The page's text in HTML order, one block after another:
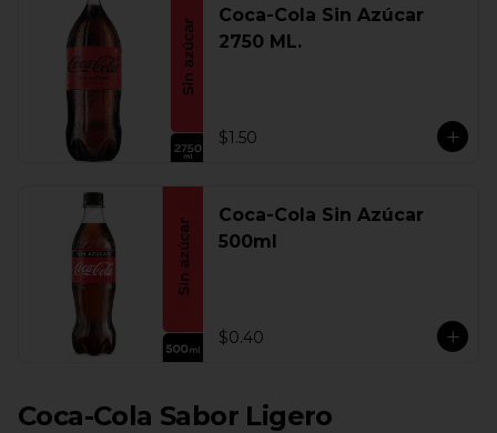
Coca-Cola Sin Azúcar
2750 ML.
$1.50
Coca-Cola Sin Azúcar
500ml
$0.40
Coca-Cola Sabor Ligero